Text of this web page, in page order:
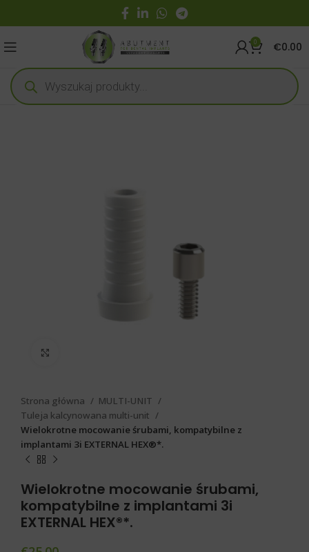
0 €0.00
Strona główna
MULTI-UNIT
Tuleja kalcynowana multi-unit
Wielokrotne mocowanie śrubami, kompatybilne z
implantami 3i EXTERNAL HEX®*.
Wielokrotne mocowanie śrubami,
kompatybilne z implantami 3i
EXTERNAL HEX®*.